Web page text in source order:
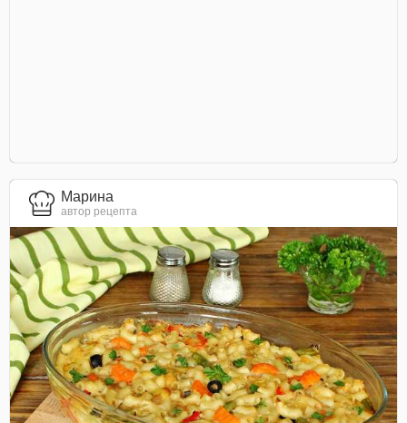
Марина
автор рецепта